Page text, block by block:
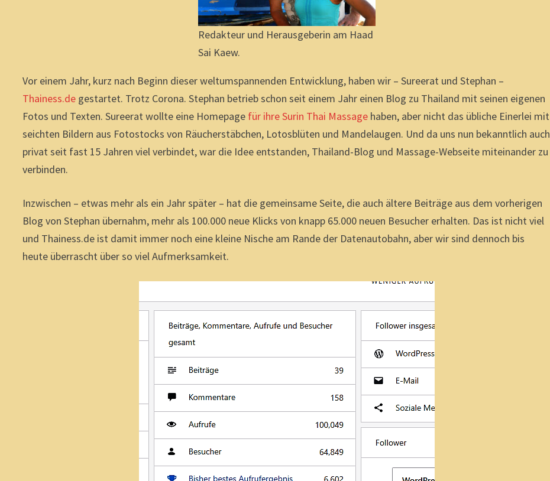
Redakteur und Herausgeberin am Haad
Sai Kaew.
Vor einem Jahr, kurz nach Beginn dieser weltumspannenden Entwicklung, haben wir – Sureerat und Stephan –
Thainess.de gestartet. Trotz Corona. Stephan betrieb schon seit einem Jahr einen Blog zu Thailand mit seinen eigenen
Fotos und Texten. Sureerat wollte eine Homepage für ihre Surin Thai Massage haben, aber nicht das übliche Einerlei mit
seichten Bildern aus Fotostocks von Räucherstäbchen, Lotosblüten und Mandelaugen. Und da uns nun bekanntlich auch
privat seit fast 15 Jahren viel verbindet, war die Idee entstanden, Thailand-Blog und Massage-Webseite miteinander zu
verbinden.
Inzwischen – etwas mehr als ein Jahr später – hat die gemeinsame Seite, die auch ältere Beiträge aus dem vorherigen
Blog von Stephan übernahm, mehr als 100.000 neue Klicks von knapp 65.000 neuen Besucher erhalten. Das ist nicht viel
und Thainess.de ist damit immer noch eine kleine Nische am Rande der Datenautobahn, aber wir sind dennoch bis
heute überrascht über so viel Aufmerksamkeit.